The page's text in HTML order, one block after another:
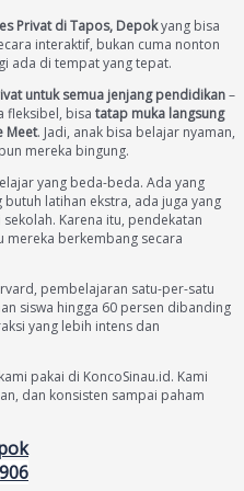
Privat di Tapos, Depokyang bisa
interaktif, bukan cuma nonton
ada di tempat yang tepat.
untuk semua jenjang pendidikan–
fleksibel, bisa tatap muka langsung
Meet. Jadi, anak bisa belajar nyaman,
mereka bingung.
yang beda-beda. Ada yang
latihan ekstra, ada juga yang
Karena itu, pendekatan
berkembang secara
pembelajaran satu-per-satu
siswa hingga 60 persen dibanding
yang lebih intens dan
pakai di KoncoSinau.id. Kami
dan konsisten sampai paham